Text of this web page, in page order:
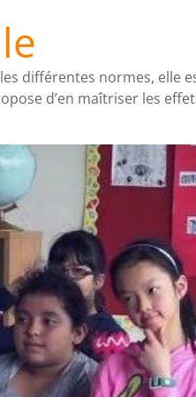
différentes normes, elle
d’en maîtriser les